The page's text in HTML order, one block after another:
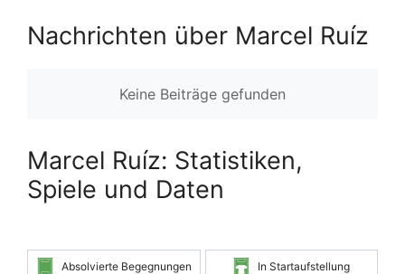
Nachrichten über Marcel Ruíz
Keine Beiträge gefunden
Marcel Ruíz: Statistiken,
Spiele und Daten
Absolvierte Begegnungen In Startaufstellung